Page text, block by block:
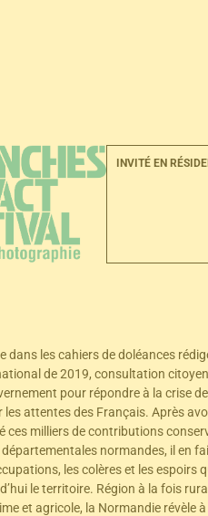
INVITÉ EN
dans les cahiers de doléances
de 2019, consultation
pour répondre à la crise
les attentes des Français. Après
ces milliers de contributions
normandes, il en
les colères et les espoirs
le territoire. Région à la fois
et agricole, la Normandie révèle